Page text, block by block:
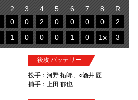
2 3 4 5 6 7 8
R
0 0 2 0 0 0 0
2
1 0 0 0 1 0 1x 3
後攻 バッテリー
投手：河野 拓郎、○酒井 匠
捕手：上田 郁也